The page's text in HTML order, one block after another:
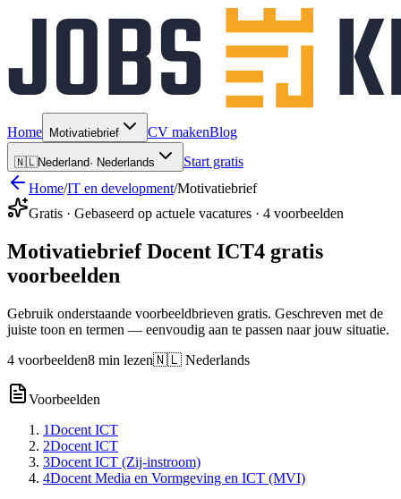
Home Motivatiebrief CV makenBlog
🇳🇱Nederland· Nederlands
Start gratis
Home/IT en development/Motivatiebrief
Gratis · Gebaseerd op actuele vacatures · 4 voorbeelden
Motivatiebrief Docent ICT4 gratis
voorbeelden
Gebruik onderstaande voorbeeldbrieven gratis. Geschreven met de
juiste toon en termen — eenvoudig aan te passen naar jouw situatie.
4 voorbeelden8 min lezen🇳🇱 Nederlands
Voorbeelden
1Docent ICT
2Docent ICT
3Docent ICT (Zij-instroom)
4Docent Media en Vormgeving en ICT (MVI)